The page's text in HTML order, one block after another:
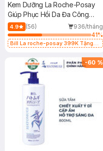
Kem Dưỡng La Roche-Posay
Giúp Phục Hồi Da Đa Công
Dụng 40ml
4.9 (56)
936/tháng
41%
Bill La roche-posay 399K Tặng
(SL có hạn)
-60 %